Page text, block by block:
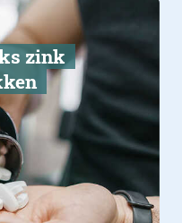
je
zink